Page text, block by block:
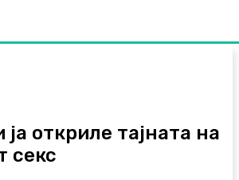
откриле тајната на
секс